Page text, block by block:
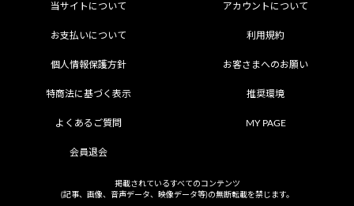
当サイトについて アカウントについて
お支払いについて 利用規約
個人情報保護方針 お客さまへのお願い
特商法に基づく表示 推奨環境
よくあるご質問 MY PAGE
会員退会
掲載されているすべてのコンテンツ
(記事、画像、音声データ、映像データ等)の無断転載を禁じます。